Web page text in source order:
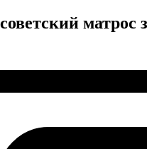
матрос